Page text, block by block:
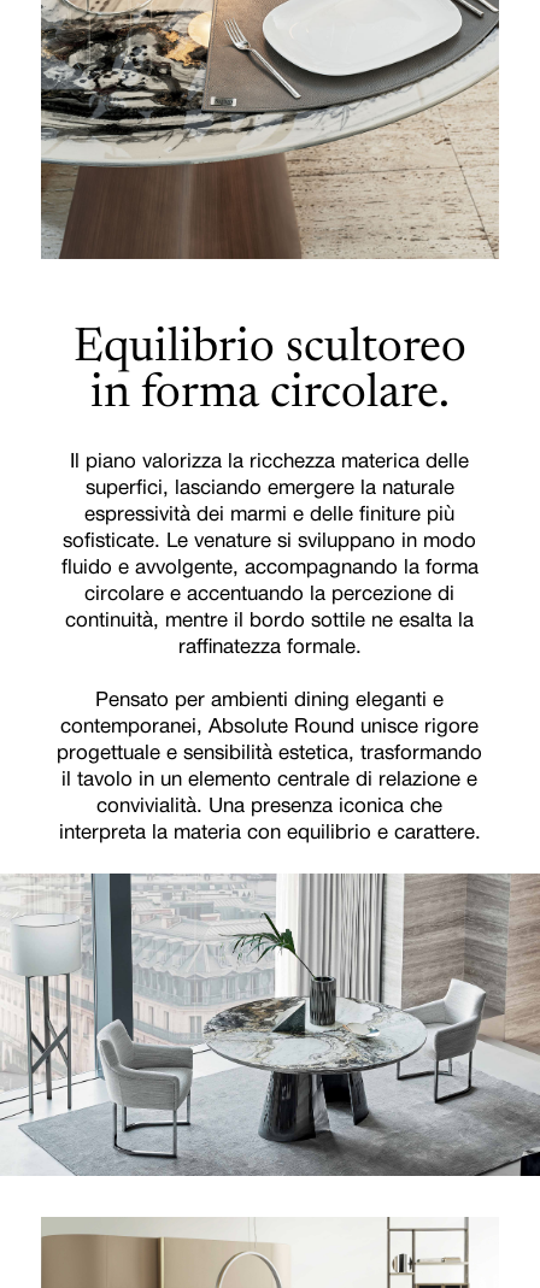
Equilibrio scultoreo
in forma circolare.
Il piano valorizza la ricchezza materica delle
superfici, lasciando emergere la naturale
espressività dei marmi e delle finiture più
sofisticate. Le venature si sviluppano in modo
fluido e avvolgente, accompagnando la forma
circolare e accentuando la percezione di
continuità, mentre il bordo sottile ne esalta la
raffinatezza formale.
Pensato per ambienti dining eleganti e
contemporanei, Absolute Round unisce rigore
progettuale e sensibilità estetica, trasformando
il tavolo in un elemento centrale di relazione e
convivialità. Una presenza iconica che
interpreta la materia con equilibrio e carattere.